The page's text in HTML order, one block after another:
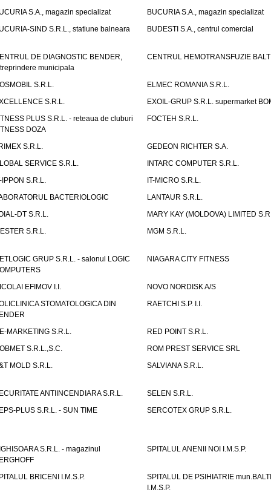
S.A., magazin specializat
BUCURIA S.A., magazin specializat
SIND S.R.L., statiune balneara
BUDESTI S.A., centrul comercial
DE DIAGNOSTIC BENDER,
municipala
CENTRUL HEMOTRANSFUZIE
S.R.L.
ELMEC ROMANIA S.R.L.
S.R.L.
EXOIL-GRUP S.R.L. supermarket
PLUS S.R.L. - reteaua de cluburi
DOZA
FOCTEH S.R.L.
S.R.L.
GEDEON RICHTER S.A.
SERVICE S.R.L.
INTARC COMPUTER S.R.L.
IPPON S.R.L.
IT-MICRO S.R.L.
BACTERIOLOGIC
LANTAUR S.R.L.
DT S.R.L.
MARY KAY (MOLDOVA) LIMITED
S.R.L.
MGM S.R.L.
GRUP S.R.L. - salonul LOGIC
NIAGARA CITY FITNESS
EFIMOV I.I.
NOVO NORDISK A/S
STOMATOLOGICA DIN
RAETCHI S.P. I.I.
MARKETING S.R.L.
RED POINT S.R.L.
S.R.L.,S.C.
ROM PREST SERVICE SRL
MOLD S.R.L.
SALVIANA S.R.L.
ANTIINCENDIARA S.R.L.
SELEN S.R.L.
PLUS S.R.L. - SUN TIME
SERCOTEX GRUP S.R.L.
S.R.L. - magazinul
SPITALUL ANENII NOI I.M.S.P.
BRICENI I.M.S.P.
SPITALUL DE PSIHIATRIE mun.BALTI
I.M.S.P.